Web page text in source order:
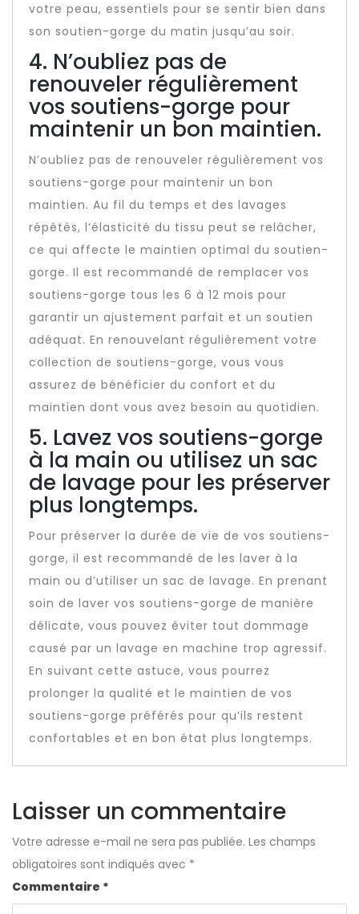
votre peau, essentiels pour se sentir bien dans
son soutien-gorge du matin jusqu’au soir.
4. N’oubliez pas de
renouveler régulièrement
vos soutiens-gorge pour
maintenir un bon maintien.
N’oubliez pas de renouveler régulièrement vos
soutiens-gorge pour maintenir un bon
maintien. Au fil du temps et des lavages
répétés, l’élasticité du tissu peut se relâcher,
ce qui affecte le maintien optimal du soutien-
gorge. Il est recommandé de remplacer vos
soutiens-gorge tous les 6 à 12 mois pour
garantir un ajustement parfait et un soutien
adéquat. En renouvelant régulièrement votre
collection de soutiens-gorge, vous vous
assurez de bénéficier du confort et du
maintien dont vous avez besoin au quotidien.
5. Lavez vos soutiens-gorge
à la main ou utilisez un sac
de lavage pour les préserver
plus longtemps.
Pour préserver la durée de vie de vos soutiens-
gorge, il est recommandé de les laver à la
main ou d’utiliser un sac de lavage. En prenant
soin de laver vos soutiens-gorge de manière
délicate, vous pouvez éviter tout dommage
causé par un lavage en machine trop agressif.
En suivant cette astuce, vous pourrez
prolonger la qualité et le maintien de vos
soutiens-gorge préférés pour qu’ils restent
confortables et en bon état plus longtemps.
Laisser un commentaire
Votre adresse e-mail ne sera pas publiée. Les champs
obligatoires sont indiqués avec *
Commentaire *